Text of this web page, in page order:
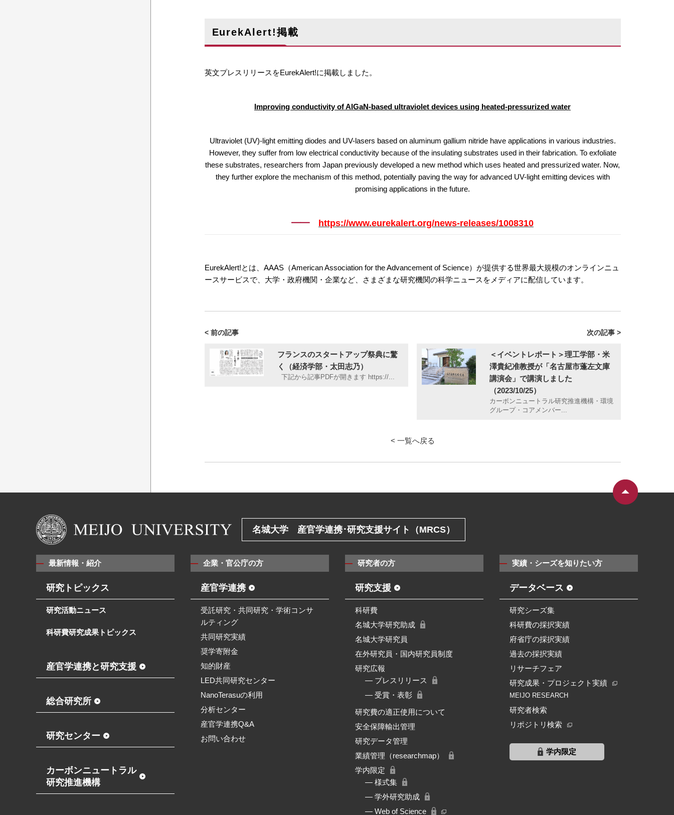
EurekAlert!掲載
英文プレスリリースをEurekAlert!に掲載しました。
Improving conductivity of AlGaN-based ultraviolet devices using heated-pressurized water
Ultraviolet (UV)-light emitting diodes and UV-lasers based on aluminum gallium nitride have applications in various industries.
However, they suffer from low electrical conductivity because of the insulating substrates used in their fabrication. To exfoliate
these substrates, researchers from Japan previously developed a new method which uses heated and pressurized water. Now,
they further explore the mechanism of this method, potentially paving the way for advanced UV-light emitting devices with
promising applications in the future.
https://www.eurekalert.org/news-releases/1008310
EurekAlert!とは、AAAS（American Association for the Advancement of Science）が提供する世界最大規模のオンラインニュ
ースサービスで、大学・政府機関・企業など、さまざまな研究機関の科学ニュースをメディアに配信しています。
< 前の記事
フランスのスタートアップ祭典に驚
く（経済学部・太田志乃）
下記から記事PDFが開きます https://...
次の記事 >
＜イベントレポート＞理工学部・米
澤貴紀准教授が「名古屋市蓬左文庫
講演会」で講演しました
（2023/10/25）
カーボンニュートラル研究推進機構・環境
グループ・コアメンバー...
< 一覧へ戻る
名城大学 産官学連携･研究支援サイト（MRCS）
最新情報・紹介
研究トピックス
研究活動ニュース
科研費研究成果トピックス
産官学連携と研究支援
総合研究所
研究センター
カーボンニュートラル
研究推進機構
企業・官公庁の方
産官学連携
受託研究・共同研究・学術コンサ
ルティング
共同研究実績
奨学寄附金
知的財産
LED共同研究センター
NanoTerasuの利用
分析センター
産官学連携Q&A
お問い合わせ
研究者の方
研究支援
科研費
名城大学研究助成
名城大学研究員
在外研究員・国内研究員制度
研究広報
― プレスリリース
― 受賞・表彰
研究費の適正使用について
安全保障輸出管理
研究データ管理
業績管理（researchmap）
学内限定
― 様式集
― 学外研究助成
― Web of Science
実績・シーズを知りたい方
データベース
研究シーズ集
科研費の採択実績
府省庁の採択実績
過去の採択実績
リサーチフェア
研究成果・プロジェクト実績
MEIJO RESEARCH
研究者検索
リポジトリ検索
学内限定